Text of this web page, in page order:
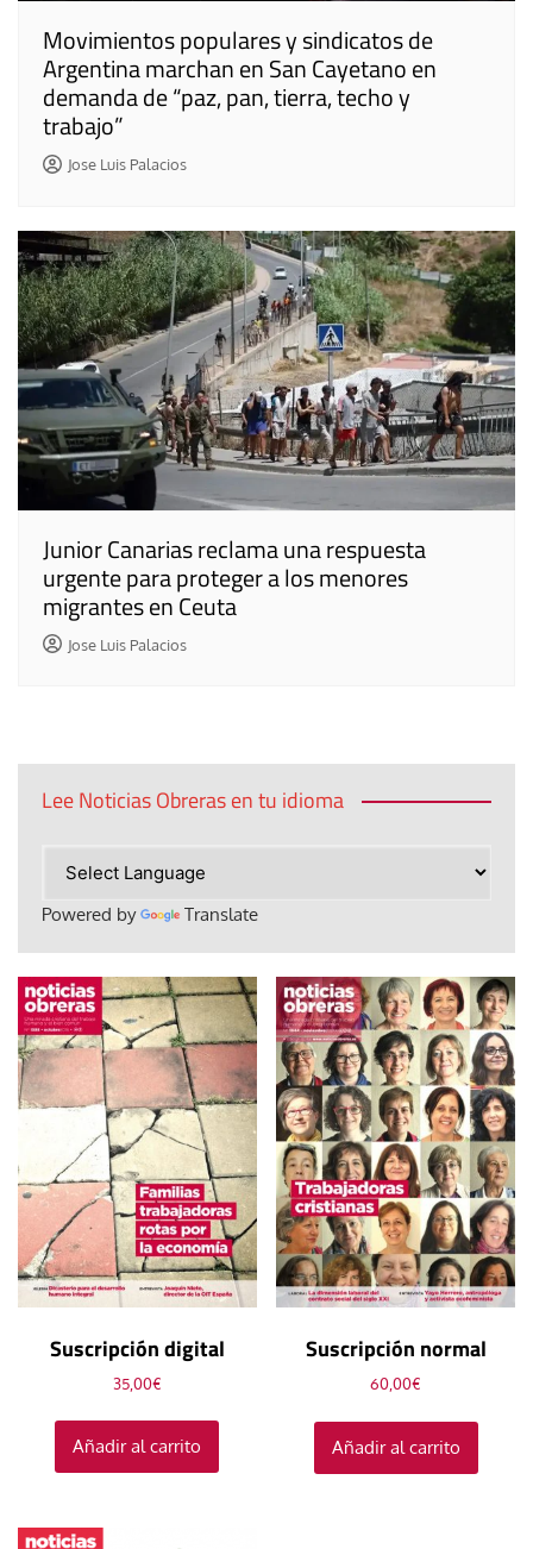
Movimientos populares y sindicatos de
Argentina marchan en San Cayetano en
demanda de “paz, pan, tierra, techo y
trabajo”
Jose Luis Palacios
Junior Canarias reclama una respuesta
urgente para proteger a los menores
migrantes en Ceuta
Jose Luis Palacios
Lee Noticias Obreras en tu idioma
Powered by Translate
Suscripción digital
35,00€
Añadir al carrito
Suscripción normal
60,00€
Añadir al carrito